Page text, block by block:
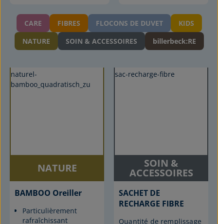
CARE FIBRES FLOCONS DE DUVET
KIDS
NATURE
SOIN & ACCESSOIRES billerbeck:RE
NATURE
BAMBOO Oreiller
Particulièrement
rafraîchissant
SOIN &
ACCESSOIRES
SACHET DE
RECHARGE FIBRE
Quantité de remplissage